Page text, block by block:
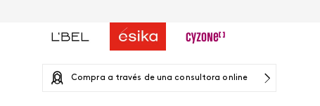
Compra a través de una consultora online